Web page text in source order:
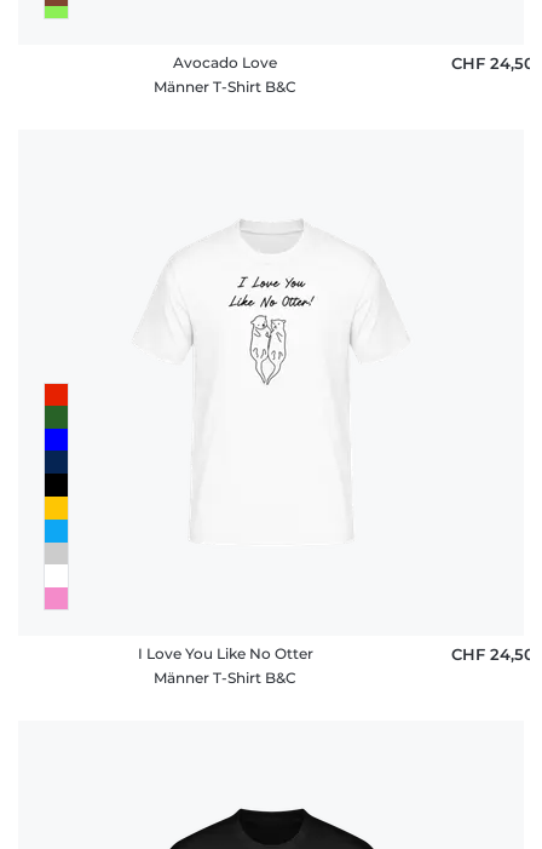
Avocado Love
Männer T-Shirt B&C
CHF 24,50
I Love You Like No Otter
Männer T-Shirt B&C
CHF 24,50